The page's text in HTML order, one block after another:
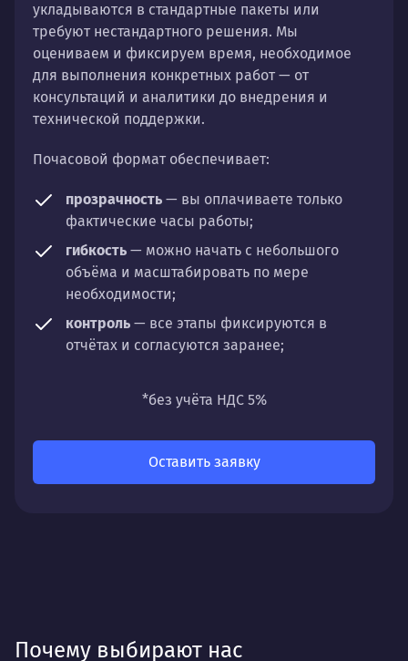
укладываются в стандартные пакеты или
требуют нестандартного решения. Мы
оцениваем и фиксируем время, необходимое
для выполнения конкретных работ — от
консультаций и аналитики до внедрения и
технической поддержки.
Почасовой формат обеспечивает:
прозрачность — вы оплачиваете только
фактические часы работы;
гибкость — можно начать с небольшого
объёма и масштабировать по мере
необходимости;
контроль — все этапы фиксируются в
отчётах и согласуются заранее;
направлений: стратегии, настройки,
*без учёта НДС 5%
Оставить заявку
Почему выбирают нас